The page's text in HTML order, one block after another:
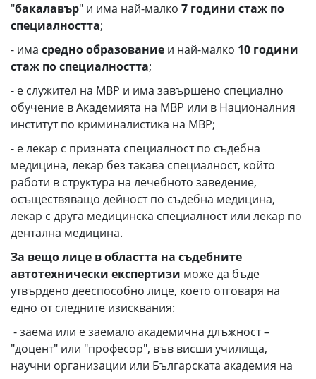
"бакалавър" и има най-малко 7 години стаж по
специалността;
- има средно образование и най-малко 10 години
стаж по специалността;
- е служител на МВР и има завършено специално
обучение в Академията на МВР или в Националния
институт по криминалистика на МВР;
- e лекар с призната специалност по съдебна
медицина, лекар без такава специалност, който
работи в структура на лечебното заведение,
осъществяващо дейност по съдебна медицина,
лекар с друга медицинска специалност или лекар по
дентална медицина.
За вещо лице в областта на съдебните
автотехнически експертизи може да бъде
утвърдено дееспособно лице, което отговаря на
едно от следните изисквания:
- заема или е заемало академична длъжност –
"доцент" или "професор", във висши училища,
научни организации или Българската академия на